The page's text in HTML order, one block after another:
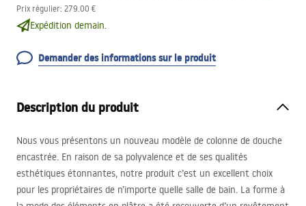
Prix régulier: 279.00 €
Expédition demain.
Demander des informations sur le produit
Description du produit
Nous vous présentons un nouveau modèle de colonne de douche
encastrée. En raison de sa polyvalence et de ses qualités
esthétiques étonnantes, notre produit c’est un excellent choix
pour les propriétaires de n’importe quelle salle de bain. La forme à